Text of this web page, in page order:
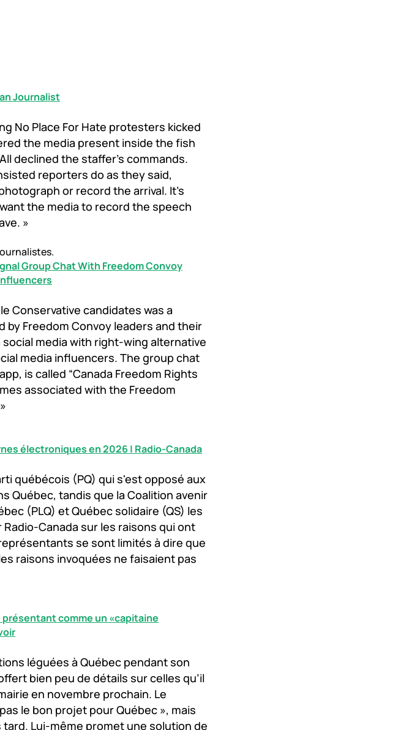
Journalist
No Place For Hate protesters kicked
the media present inside the fish
declined the staffer’s commands.
reporters do as they said,
or record the arrival. It’s
the media to record the speech
»
Group Chat With Freedom Convoy
Conservative candidates was a
Freedom Convoy leaders and their
media with right-wing alternative
media influencers. The group chat
is called “Canada Freedom Rights
associated with the Freedom
électroniques en 2026 | Radio-Canada
québécois (PQ) qui s'est opposé aux
Québec, tandis que la Coalition avenir
(PLQ) et Québec solidaire (QS) les
Canada sur les raisons qui ont
se sont limités à dire que
raisons invoquées ne faisaient pas
présentant comme un «capitaine
léguées à Québec pendant son
bien peu de détails sur celles qu’il
en novembre prochain. Le
le bon projet pour Québec », mais
tard. Lui-même promet une solution de